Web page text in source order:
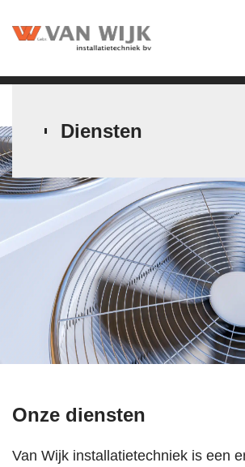
Diensten
Onze diensten
Van Wijk installatietechniek is een